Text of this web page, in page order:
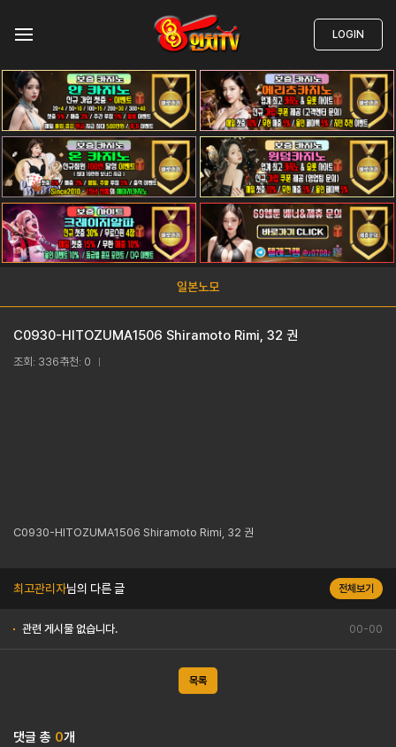
LOGIN
일본노모
C0930-HITOZUMA1506 Shiramoto Rimi, 32 권
조회: 336추천: 0
C0930-HITOZUMA1506 Shiramoto Rimi, 32 권
최고관리자님의 다른 글 전체보기
관련 게시물 없습니다. 00-00
목록
댓글 총 0개